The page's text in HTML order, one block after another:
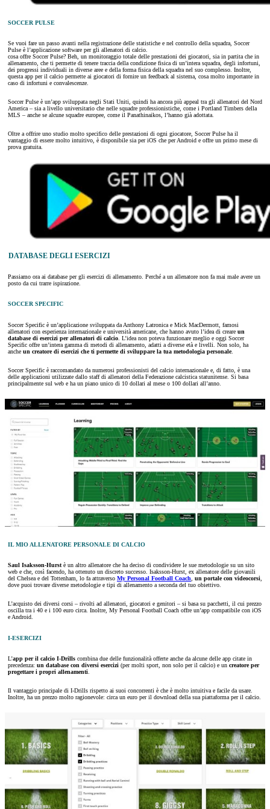
SOCCER PULSE
Se vuoi fare un passo avanti nella registrazione delle statistiche e nel controllo della squadra, Soccer
Pulse è l’applicazione software per gli allenatori di calcio.
cosa offre Soccer Pulse? Beh, un monitoraggio totale delle prestazioni dei giocatori, sia in partita che in
allenamento, che ti permette di tenere traccia della condizione fisica di un’intera squadra, degli infortuni,
dei progressi individuali in diverse aree e della forma fisica della squadra nel suo complesso. Inoltre,
questa app per il calcio permette ai giocatori di fornire un feedback al sistema, cosa molto importante in
caso di infortuni e convalescenze.
Soccer Pulse è un’app sviluppata negli Stati Uniti, quindi ha ancora più appeal tra gli allenatori del Nord
America – sia a livello universitario che nelle squadre professionistiche, come i Portland Timbers della
MLS – anche se alcune squadre europee, come il Panathinaikos, l’hanno già adottata.
Oltre a offrire uno studio molto specifico delle prestazioni di ogni giocatore, Soccer Pulse ha il
vantaggio di essere molto intuitivo, è disponibile sia per iOS che per Android e offre un primo mese di
prova gratuita.
DATABASE DEGLI ESERCIZI
Passiamo ora ai database per gli esercizi di allenamento. Perché a un allenatore non fa mai male avere un
posto da cui trarre ispirazione.
SOCCER SPECIFIC
Soccer Specific è un’applicazione sviluppata da Anthony Latronica e Mick MacDermott, famosi
allenatori con esperienza internazionale e università americane, che hanno avuto l’idea di creare un
database di esercizi per allenatori di calcio . L’idea non poteva funzionare meglio e oggi Soccer
Specific offre un’intera gamma di metodi di allenamento, adatti a diverse età e livelli. Non solo, ha
anche un creatore di esercizi che ti permette di sviluppare la tua metodologia personale.
Soccer Specific è raccomandato da numerosi professionisti del calcio internazionale e, di fatto, è una
delle applicazioni utilizzate dallo staff di allenatori della Federazione calcistica statunitense. Si basa
principalmente sul web e ha un piano unico di 10 dollari al mese o 100 dollari all’anno.
IL MIO ALLENATORE PERSONALE DI CALCIO
Saul Isaksson-Hurstè un altro allenatore che ha deciso di condividere le sue metodologie su un sito
web e che, così facendo, ha ottenuto un discreto successo. Isaksson-Hurst, ex allenatore delle giovanili
del Chelsea e del Tottenham, lo fa attraverso My Personal Football Coach, un portale con videocorsi,
dove puoi trovare diverse metodologie e tipi di allenamento a seconda del tuo obiettivo.
L’acquisto dei diversi corsi – rivolti ad allenatori, giocatori e genitori – si basa su pacchetti, il cui prezzo
oscilla tra i 40 e i 100 euro circa. Inoltre, My Personal Football Coach offre un’app compatibile con iOS
e Android.
I-ESERCIZI
L’app per il calcio I-Drills combina due delle funzionalità offerte anche da alcune delle app citate in
precedenza: un database con diversi esercizi (per molti sport, non solo per il calcio) e un creatore per
progettare i propri allenamenti
Il vantaggio principale di I-Drills rispetto ai suoi concorrenti è che è molto intuitiva e facile da usare.
Inoltre, ha un prezzo molto ragionevole: circa un euro per il download della sua piattaforma per il calcio.